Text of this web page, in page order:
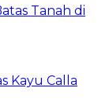
Tanah di
Kayu Calla